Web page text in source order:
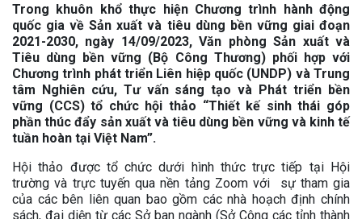
Trong khuôn khổ thực hiện Chương trình hành động
quốc gia về Sản xuất và tiêu dùng bền vững giai đoạn
2021-2030, ngày 14/09/2023,Văn phòng Sản xuất và
Tiêu dùng bền vững (Bộ Công Thương) phối hợp với
Chương trình phát triển Liên hiệp quốc (UNDP) và Trung
tâm Nghiên cứu, Tư vấn sáng tạo và Phát triển bền
vững (CCS) tổ chức hội thảo “Thiết kế sinh thái góp
phần thúc đẩy sản xuất và tiêu dùng bền vững và kinh tế
tuần hoàn tại Việt Nam”.
Hội thảo được tổ chức dưới hình thức trực tiếp tại Hội
trường và trực tuyến qua nền tảng Zoom với sự tham gia
của các bên liên quan bao gồm các nhà hoạch định chính
sách, đại diện từ các Sở ban ngành (Sở Công các tỉnh thành